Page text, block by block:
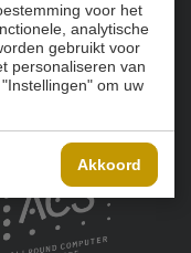
voor het
analytische
gebruikt voor
personaliseren van
om uw
Akkoord